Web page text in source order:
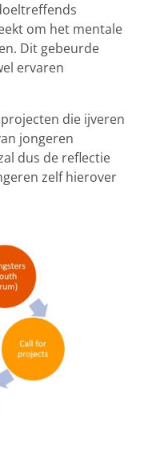
om het mentale
Dit gebeurde
ervaren
die ijveren
jongeren
dus de reflectie
zelf hierover